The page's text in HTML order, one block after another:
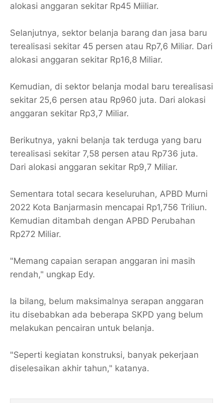
alokasi anggaran sekitar Rp45 Miiliar.
Selanjutnya, sektor belanja barang dan jasa baru
terealisasi sekitar 45 persen atau Rp7,6 Miliar. Dari
alokasi anggaran sekitar Rp16,8 Miliar.
Kemudian, di sektor belanja modal baru terealisasi
sekitar 25,6 persen atau Rp960 juta. Dari alokasi
anggaran sekitar Rp3,7 Miliar.
Berikutnya, yakni belanja tak terduga yang baru
terealisasi sekitar 7,58 persen atau Rp736 juta.
Dari alokasi anggaran sekitar Rp9,7 Miliar.
Sementara total secara keseluruhan, APBD Murni
2022 Kota Banjarmasin mencapai Rp1,756 Triliun.
Kemudian ditambah dengan APBD Perubahan
Rp272 Miliar.
"Memang capaian serapan anggaran ini masih
rendah," ungkap Edy.
Ia bilang, belum maksimalnya serapan anggaran
itu disebabkan ada beberapa SKPD yang belum
melakukan pencairan untuk belanja.
"Seperti kegiatan konstruksi, banyak pekerjaan
diselesaikan akhir tahun," katanya.